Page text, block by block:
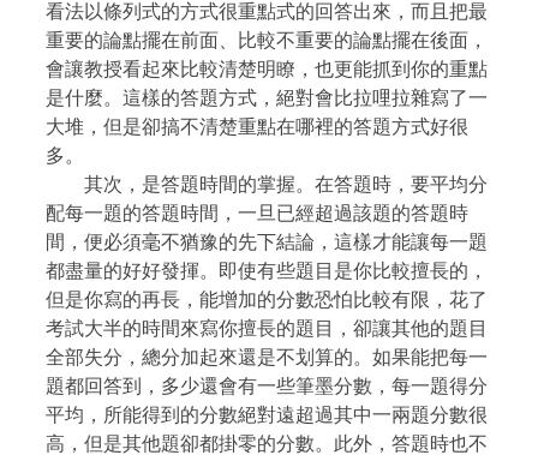
看法以條列式的方式很重點式的回答出來，而且把最
重要的論點擺在前面、比較不重要的論點擺在後面，
會讓教授看起來比較清楚明瞭，也更能抓到你的重點
是什麼。這樣的答題方式，絕對會比拉哩拉雜寫了一
大堆，但是卻搞不清楚重點在哪裡的答題方式好很
多。
其次，是答題時間的掌握。在答題時，要平均分
配每一題的答題時間，一旦已經超過該題的答題時
間，便必須毫不猶豫的先下結論，這樣才能讓每一題
都盡量的好好發揮。即使有些題目是你比較擅長的，
但是你寫的再長，能增加的分數恐怕比較有限，花了
考試大半的時間來寫你擅長的題目，卻讓其他的題目
全部失分，總分加起來還是不划算的。如果能把每一
題都回答到，多少還會有一些筆墨分數，每一題得分
平均，所能得到的分數絕對遠超過其中一兩題分數很
高，但是其他題卻都掛零的分數。此外，答題時也不